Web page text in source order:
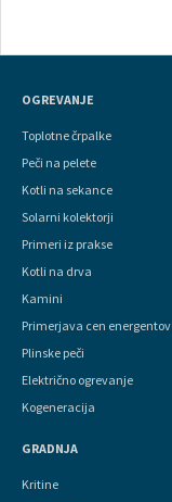
OGREVANJE
Toplotne črpalke
Peči na pelete
Kotli na sekance
Solarni kolektorji
Primeri iz prakse
Kotli na drva
Kamini
Primerjava cen energentov
Plinske peči
Električno ogrevanje
Kogeneracija
GRADNJA
Kritine